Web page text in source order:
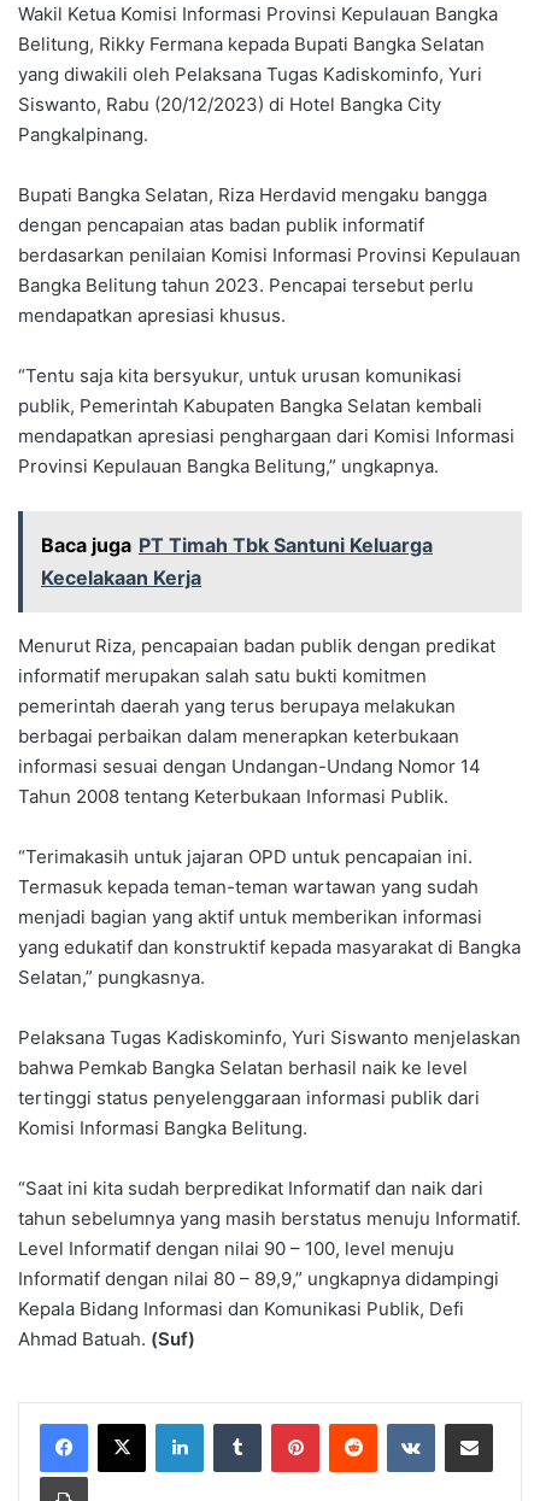
Wakil Ketua Komisi Informasi Provinsi Kepulauan Bangka
Belitung, Rikky Fermana kepada Bupati Bangka Selatan
yang diwakili oleh Pelaksana Tugas Kadiskominfo, Yuri
Siswanto, Rabu (20/12/2023) di Hotel Bangka City
Pangkalpinang.
Bupati Bangka Selatan, Riza Herdavid mengaku bangga
dengan pencapaian atas badan publik informatif
berdasarkan penilaian Komisi Informasi Provinsi Kepulauan
Bangka Belitung tahun 2023. Pencapai tersebut perlu
mendapatkan apresiasi khusus.
“Tentu saja kita bersyukur, untuk urusan komunikasi
publik, Pemerintah Kabupaten Bangka Selatan kembali
mendapatkan apresiasi penghargaan dari Komisi Informasi
Provinsi Kepulauan Bangka Belitung,” ungkapnya.
Baca juga PT Timah Tbk Santuni Keluarga
Kecelakaan Kerja
Menurut Riza, pencapaian badan publik dengan predikat
informatif merupakan salah satu bukti komitmen
pemerintah daerah yang terus berupaya melakukan
berbagai perbaikan dalam menerapkan keterbukaan
informasi sesuai dengan Undangan-Undang Nomor 14
Tahun 2008 tentang Keterbukaan Informasi Publik.
“Terimakasih untuk jajaran OPD untuk pencapaian ini.
Termasuk kepada teman-teman wartawan yang sudah
menjadi bagian yang aktif untuk memberikan informasi
yang edukatif dan konstruktif kepada masyarakat di Bangka
Selatan,” pungkasnya.
Pelaksana Tugas Kadiskominfo, Yuri Siswanto menjelaskan
bahwa Pemkab Bangka Selatan berhasil naik ke level
tertinggi status penyelenggaraan informasi publik dari
Komisi Informasi Bangka Belitung.
“Saat ini kita sudah berpredikat Informatif dan naik dari
tahun sebelumnya yang masih berstatus menuju Informatif.
Level Informatif dengan nilai 90 – 100, level menuju
Informatif dengan nilai 80 – 89,9,” ungkapnya didampingi
Kepala Bidang Informasi dan Komunikasi Publik, Defi
Ahmad Batuah. (Suf)
LinkedInTumblr PinterestReddit VKontakteShare via Email
Print